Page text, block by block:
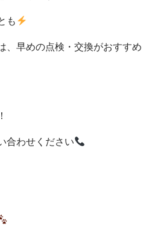
も
、早めの点検・交換がおすすめ
合わせください